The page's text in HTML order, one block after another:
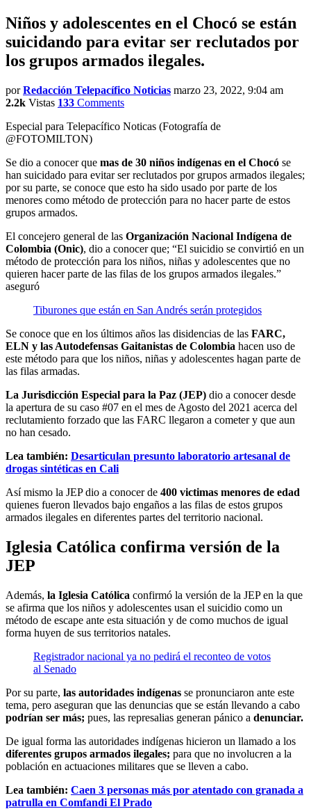
Niños y adolescentes en el Chocó se están
suicidando para evitar ser reclutados por
los grupos armados ilegales.
por Redacción Telepacífico Noticias marzo 23, 2022, 9:04 am
2.2k Vistas 133 Comments
Especial para Telepacífico Noticas (Fotografía de
@FOTOMILTON)
Se dio a conocer que mas de 30 niños indígenas en el Chocó se
han suicidado para evitar ser reclutados por grupos armados ilegales;
por su parte, se conoce que esto ha sido usado por parte de los
menores como método de protección para no hacer parte de estos
grupos armados.
El concejero general de las Organización Nacional Indígena de
Colombia (Onic), dio a conocer que; “El suicidio se convirtió en un
método de protección para los niños, niñas y adolescentes que no
quieren hacer parte de las filas de los grupos armados ilegales.”
aseguró
Tiburones que están en San Andrés serán protegidos
Se conoce que en los últimos años las disidencias de las FARC,
ELN y las Autodefensas Gaitanistas de Colombia hacen uso de
este método para que los niños, niñas y adolescentes hagan parte de
las filas armadas.
La Jurisdicción Especial para la Paz (JEP) dio a conocer desde
la apertura de su caso #07 en el mes de Agosto del 2021 acerca del
reclutamiento forzado que las FARC llegaron a cometer y que aun
no han cesado.
Lea también: Desarticulan presunto laboratorio artesanal de
drogas sintéticas en Cali
Así mismo la JEP dio a conocer de 400 victimas menores de edad
quienes fueron llevados bajo engaños a las filas de estos grupos
armados ilegales en diferentes partes del territorio nacional.
Iglesia Católica confirma versión de la
JEP
Además, la Iglesia Católica confirmó la versión de la JEP en la que
se afirma que los niños y adolescentes usan el suicidio como un
método de escape ante esta situación y de como muchos de igual
forma huyen de sus territorios natales.
Registrador nacional ya no pedirá el reconteo de votos
al Senado
Por su parte, las autoridades indígenas se pronunciaron ante este
tema, pero aseguran que las denuncias que se están llevando a cabo
podrían ser más; pues, las represalias generan pánico a denunciar.
De igual forma las autoridades indígenas hicieron un llamado a los
diferentes grupos armados ilegales; para que no involucren a la
población en actuaciones militares que se lleven a cabo.
Lea también: Caen 3 personas más por atentado con granada a
patrulla en Comfandi El Prado